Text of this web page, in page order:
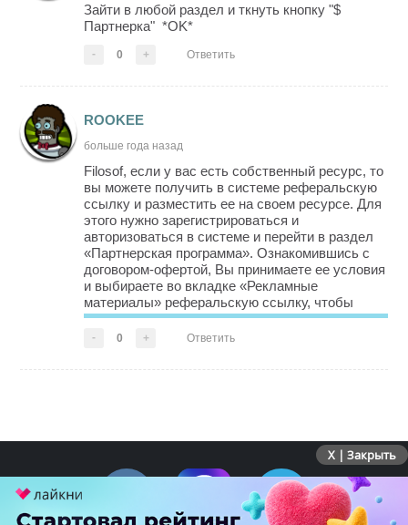
Зайти в любой раздел и ткнуть кнопку "$
Партнерка" *OK*
- 0 + Ответить
ROOKEE
больше года назад
Filosof, если у вас есть собственный ресурс, то
вы можете получить в системе реферальскую
ссылку и разместить ее на своем ресурсе. Для
этого нужно зарегистрироваться и
авторизоваться в системе и перейти в раздел
«Партнерская программа». Ознакомившись с
договором-офертой, Вы принимаете ее условия
и выбираете во вкладке «Рекламные
материалы» реферальскую ссылку, чтобы
разместить на своем сайте. После чего Вы
становитесь официальным партнером системы
Вам...
- 0 + Ответить
X | Закрыть